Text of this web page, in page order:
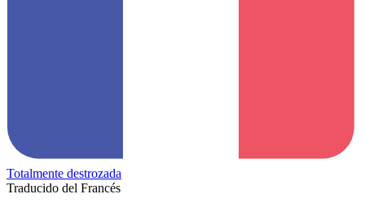
Totalmente destrozada
Traducido del Francés